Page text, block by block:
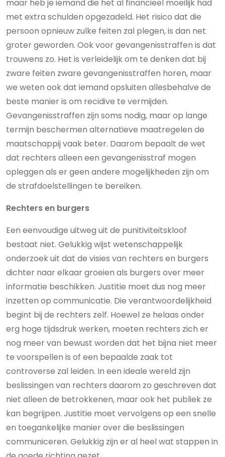
maar heb je iemand die het al financieel moeilijk had
met extra schulden opgezadeld. Het risico dat die
persoon opnieuw zulke feiten zal plegen, is dan net
groter geworden. Ook voor gevangenisstraffen is dat
trouwens zo. Het is verleidelijk om te denken dat bij
zware feiten zware gevangenisstraffen horen, maar
we weten ook dat ­iemand opsluiten allesbehalve de
beste manier is om recidive te vermijden.
Gevangenisstraffen zijn soms nodig, maar op lange
termijn beschermen alternatieve maatregelen de
maatschappij vaak beter. Daarom bepaalt de wet
dat rechters alleen een gevangenisstraf mogen
opleggen als er geen andere mogelijkheden zijn om
de strafdoelstellingen te bereiken.
Rechters en burgers
Een eenvoudige uitweg uit de punitiviteitskloof
bestaat niet. Gelukkig wijst wetenschappelijk
onderzoek uit dat de visies van rechters en burgers
dichter naar elkaar groeien als burgers over meer
informatie beschikken. Justitie moet dus nog meer
inzetten op communicatie. Die verantwoordelijkheid
begint bij de rechters zelf. Hoewel ze helaas onder
erg hoge tijdsdruk werken, moeten rechters zich er
nog meer van bewust worden dat het bijna niet meer
te voorspellen is of een bepaalde zaak tot
controverse zal leiden. In een ideale wereld zijn
beslissingen van rechters daarom zo geschreven dat
niet alleen de betrokkenen, maar ook het publiek ze
kan begrijpen. Justitie moet vervolgens op een snelle
en toegankelijke manier over die beslissingen
communiceren. Gelukkig zijn er al heel wat stappen in